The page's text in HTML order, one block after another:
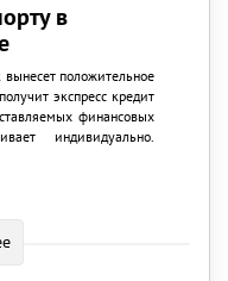
в
положительное
экспресс кредит
финансовых
индивидуально.